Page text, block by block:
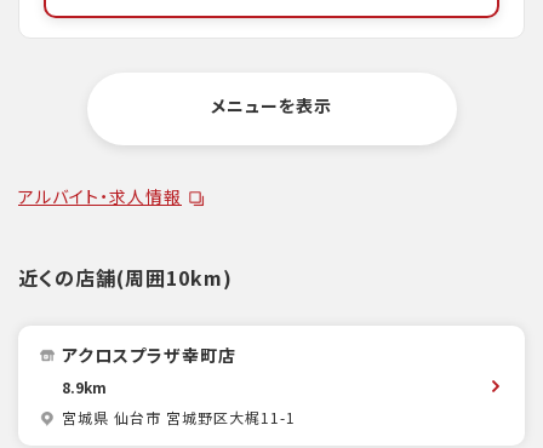
メニューを表示
アルバイト・求人情報
近くの店舗(周囲10km)
アクロスプラザ幸町店
8.9km
宮城県 仙台市 宮城野区大梶11-1